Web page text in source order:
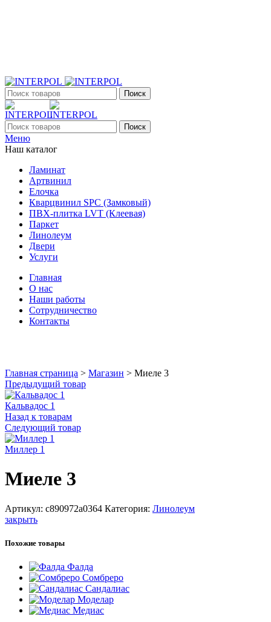
Поиск
Поиск
Меню
Наш каталог
Ламинат
Артвинил
Елочка
Кварцвинил SPC (Замковый)
ПВХ-плитка LVT (Клеевая)
Паркет
Линолеум
Двери
Услуги
Главная
О нас
Наши работы
Сотрудничество
Контакты
Главная страница > Магазин > Миеле 3
Предыдущий товар
Кальвадос 1
Назад к товарам
Следующий товар
Миллер 1
Миеле 3
Артикул: c890972a0364 Категория: Линолеум
закрыть
Похожие товары
Фалда
Сомбреро
Сандалиас
Моделар
Медиас